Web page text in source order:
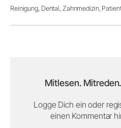
Reinigung, Dental, Zahnmedizin,
Mitlesen.
Logge Dich ein oder
einen Kommentar